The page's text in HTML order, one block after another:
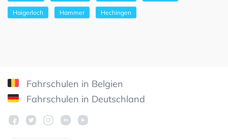
Haigerloch Hammer Hechingen
Fahrschulen in Belgien
Fahrschulen in Deutschland